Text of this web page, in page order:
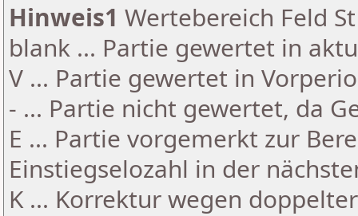
Hinweis1 Wertebereich Feld
blank ... Partie gewertet in
V ... Partie gewertet in
- ... Partie nicht gewertet, da
E ... Partie vorgemerkt zur
Einstiegselozahl in der
K ... Korrektur wegen